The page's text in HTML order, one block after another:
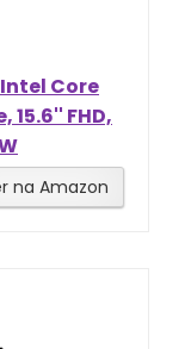
Core
15.6'' FHD,
na Amazon